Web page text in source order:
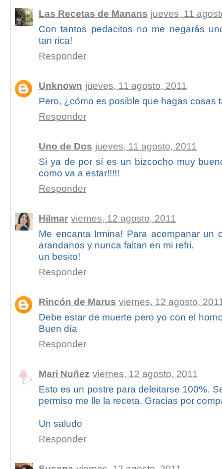
Las Recetas de Manans jueves, 11
Con tantos pedacitos no me negarás
tan rica!
Responder
Unknown jueves, 11 agosto, 2011
Pero, ¿cómo es posible que hagas cosas
Responder
Uno de Dos jueves, 11 agosto, 2011
Si ya de por sí es un bizcocho muy
como va a estar!!!!!
Responder
Hilmar viernes, 12 agosto, 2011
Me encanta Irmina! Para acompanar un
arandanos y nunca faltan en mi refri.
un besito!
Responder
Rincón de Marus viernes, 12 agosto,
Debe estar de muerte pero yo con el
Buen día
Responder
Mari Nuñez viernes, 12 agosto, 2011
Esto es un postre para deleitarse 100%.
permiso me lle la receta. Gracias por
Un saludo
Responder